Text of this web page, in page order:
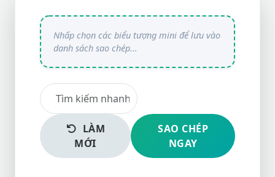
LÀM
MỚI
SAO CHÉP
NGAY